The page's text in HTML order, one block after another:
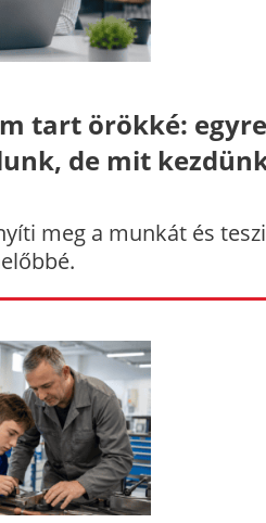
tart örökké: egyre
de mit
meg a munkát és